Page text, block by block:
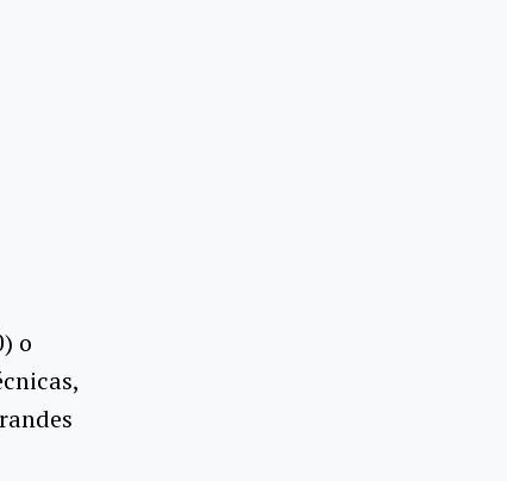
o